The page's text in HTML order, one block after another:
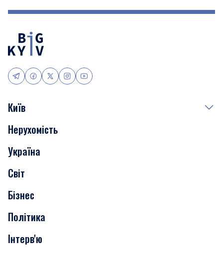
Київ
Події
Скандали
Нерухомість
Транспорт
Нерухомість
Україна
Світ
Бізнес
Політика
Інтерв'ю